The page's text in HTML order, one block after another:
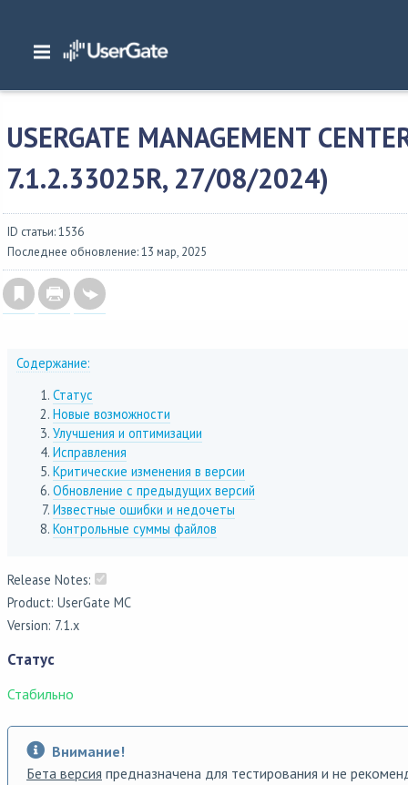
Главная/ Описание версий/UserGate SUMMA
Management Center 7.1.2(build 7.1.2.33025R, 27/08/2024)
USERGATE MANAGEMENT
7.1.2.33025R, 27/08/2024)
ID статьи: 1536
Последнее обновление: 13 мар, 2025
Содержание:
Статус
Новые возможности
Улучшения и оптимизации
Исправления
Критические изменения в версии
Обновление с предыдущих версий
Известные ошибки и недочеты
Контрольные суммы файлов
Release Notes:
Product: UserGate MC
Version: 7.1.x
Статус
Стабильно
Внимание!
Бета версия предназначена для тестирования и не